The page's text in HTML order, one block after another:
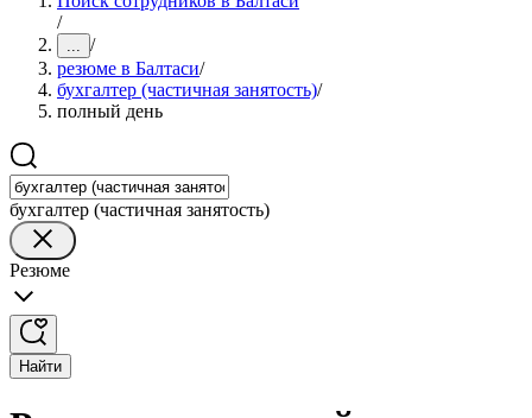
/
... /
резюме в Балтаси/
бухгалтер (частичная занятость)/
полный день
бухгалтер (частичная занятость)
Резюме
Найти